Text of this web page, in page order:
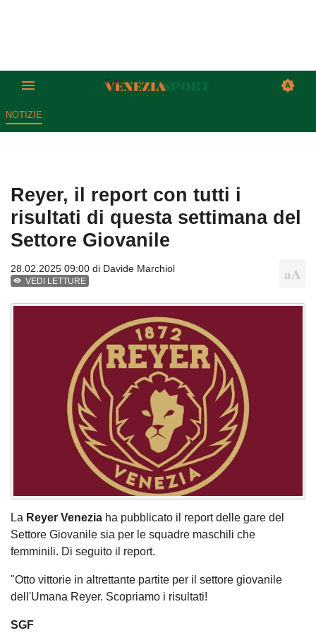
NOTIZIE
Reyer, il report con tutti i
risultati di questa settimana del
Settore Giovanile
28.02.2025 09:00 di Davide Marchiol
VEDI LETTURE
La Reyer Venezia ha pubblicato il report delle gare del
Settore Giovanile sia per le squadre maschili che
femminili. Di seguito il report.
"Otto vittorie in altrettante partite per il settore giovanile
dell'Umana Reyer. Scopriamo i risultati!
SGF